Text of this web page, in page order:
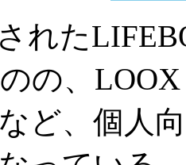
れた
の、
ど、個人